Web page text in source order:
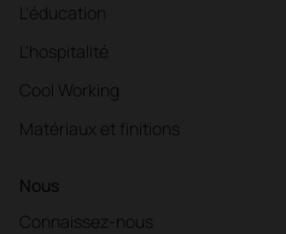
L'éducation
L'hospitalité
Cool Working
Matériaux et finitions
Nous
Connaissez-nous